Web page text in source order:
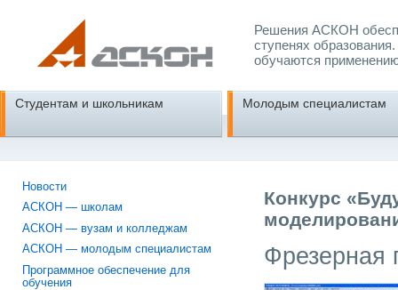
Решения АСКОН
ступенях
обучаются
Студентам и школьникам Молодым специалистам
Новости
АСКОН — школам
АСКОН — вузам и колледжам
АСКОН — молодым специалистам
Программное обеспечение для
обучения
Конкурс
Фрезерная